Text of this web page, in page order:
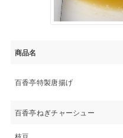
商品名
百香亭特製唐揚げ
百香亭ねぎチャーシュー